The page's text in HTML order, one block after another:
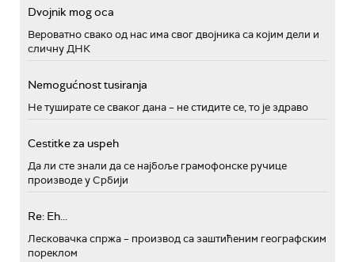
Dvojnik mog oca
Вероватно свако од нас има свог двојника са којим дели и
сличну ДНК
Nemogućnost tusiranja
Не туширате се сваког дана – не стидите се, то је здраво
Cestitke za uspeh
Да ли сте знали да се најбоље грамофонске ручице
производе у Србији
Re: Eh...
Лесковачка спржа – производ са заштићеним географским
пореклом